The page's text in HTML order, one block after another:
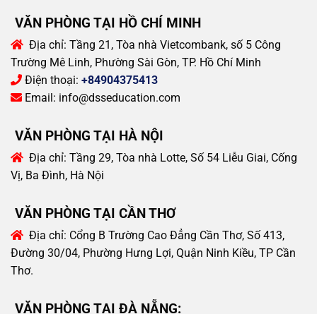
VĂN PHÒNG TẠI HỒ CHÍ MINH
Địa chỉ: Tầng 21, Tòa nhà Vietcombank, số 5 Công
Trường Mê Linh, Phường Sài Gòn, TP. Hồ Chí Minh
Điện thoại: +84904375413
Email: info@dsseducation.com
VĂN PHÒNG TẠI HÀ NỘI
Địa chỉ: Tầng 29, Tòa nhà Lotte, Số 54 Liễu Giai, Cống
Vị, Ba Đình, Hà Nội
VĂN PHÒNG TẠI CẦN THƠ
Địa chỉ: Cổng B Trường Cao Đẳng Cần Thơ, Số 413,
Đường 30/04, Phường Hưng Lợi, Quận Ninh Kiều, TP Cần
Thơ.
VĂN PHÒNG TẠI ĐÀ NẴNG: